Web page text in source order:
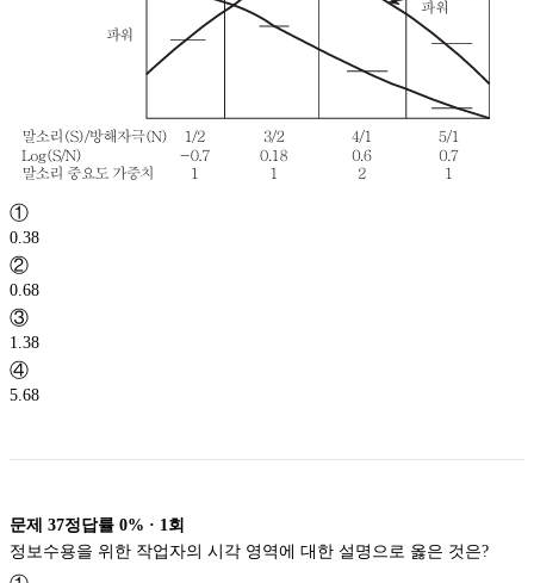
①
0.38
②
0.68
③
1.38
④
5.68
문제 37정답률 0% · 1 회
정보수용을 위한 작업자의 시각 영역에 대한 설명으로 옳은 것은?